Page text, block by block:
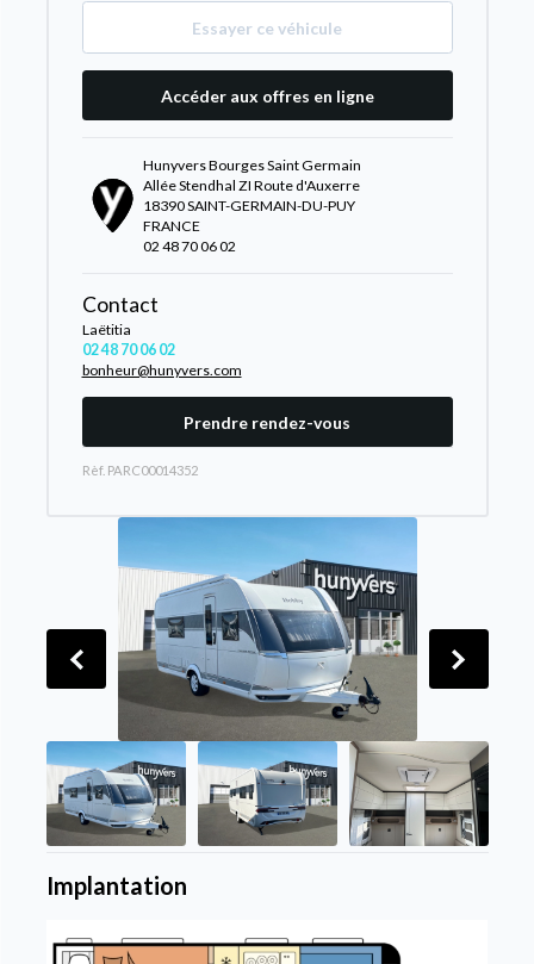
Essayer ce véhicule
Accéder aux offres en ligne
Hunyvers Bourges Saint Germain
Allée Stendhal ZI Route d'Auxerre
18390 SAINT-GERMAIN-DU-PUY
FRANCE
02 48 70 06 02
Contact
Laëtitia
02 48 70 06 02
bonheur@hunyvers.com
Prendre rendez-vous
Rèf. PARC00014352
Implantation